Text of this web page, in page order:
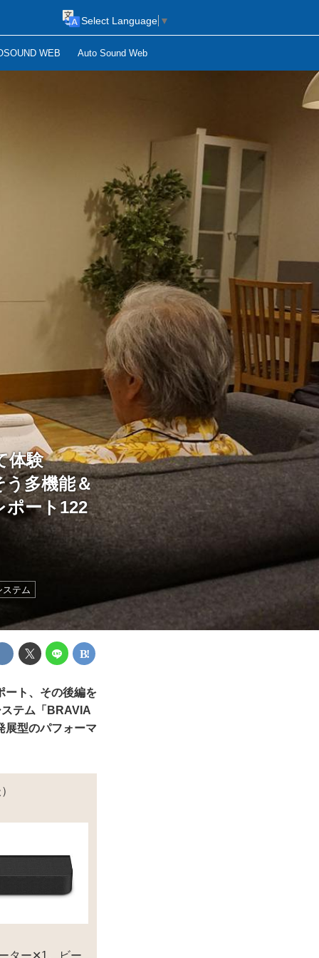
WEB Auto Sound Web
Select Language ▼
体験
う多機能＆
ポート122
ステム
ート、その後編を
テム「BRAVIA
展型のパフォーマ
ター✕1、ビー